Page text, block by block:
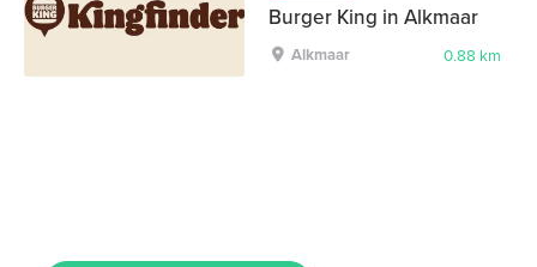
Burger King in Alkmaar
Alkmaar 0.88 km